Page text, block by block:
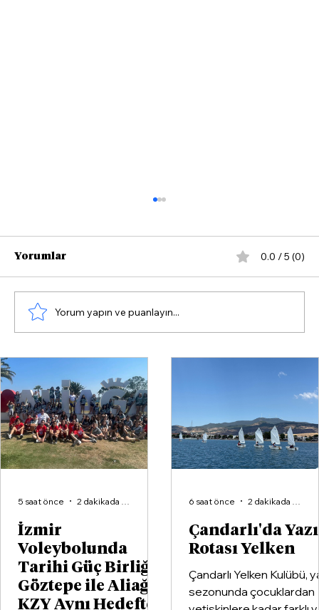
İzmir
Voleybolunda
Tarihi Güç Birliği:
Göztepe ile Aliağa
KZY Aynı Hedefte
5 saat önce
Çandarlı'da
Rotası Yelken
Çandarlı Yelken Kulübü,
sezonunda çocuklardan
6 saat önce
resti: "İspatla, bugün istifa edeyim!"
Yorumlar 0.0 / 5 (0)
Yorum yapın ve puanlayın...